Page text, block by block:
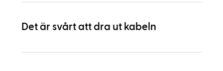
Det är svårt att dra ut kabeln